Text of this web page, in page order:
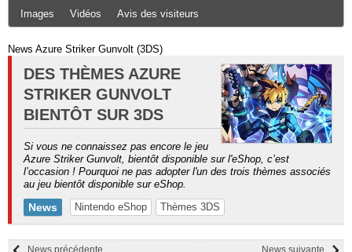
Images Vidéos Avis des visiteurs
News Azure Striker Gunvolt (3DS)
DES THÈMES AZURE
STRIKER GUNVOLT
BIENTÔT SUR 3DS
Si vous ne connaissez pas encore le jeu
Azure Striker Gunvolt, bientôt disponible sur l'eShop, c’est
l’occasion ! Pourquoi ne pas adopter l'un des trois thèmes associés
au jeu bientôt disponible sur eShop.
News Nintendo eShop Thèmes 3DS
News suivante
News précédente